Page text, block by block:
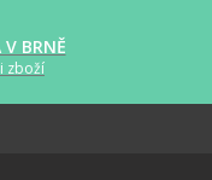
V BRNĚ
zboží